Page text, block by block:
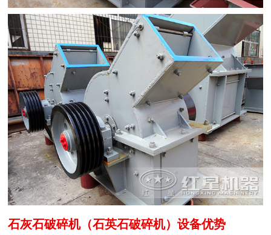
石灰石破碎机（石英石破碎机）设备优势